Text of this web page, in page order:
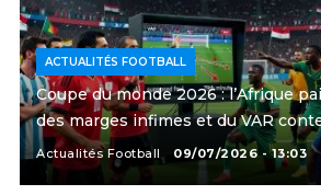
ACTUALITÉS FOOTBALL
Coupe du monde 2026 : l’Afrique
des marges infimes et du VAR
Actualités Football 09/07/2026 - 13:03